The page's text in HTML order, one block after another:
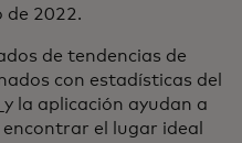
de 2022.
de tendencias de
con estadísticas del
y la aplicación ayudan a
el lugar ideal